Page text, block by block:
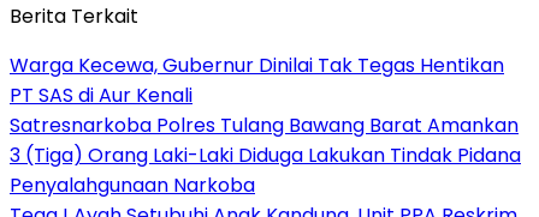
Berita Terkait
Warga Kecewa, Gubernur Dinilai Tak Tegas Hentikan
PT SAS di Aur Kenali
Satresnarkoba Polres Tulang Bawang Barat Amankan
3 (Tiga) Orang Laki-Laki Diduga Lakukan Tindak Pidana
Penyalahgunaan Narkoba